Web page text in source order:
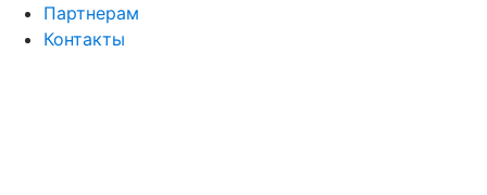
Партнерам
Контакты